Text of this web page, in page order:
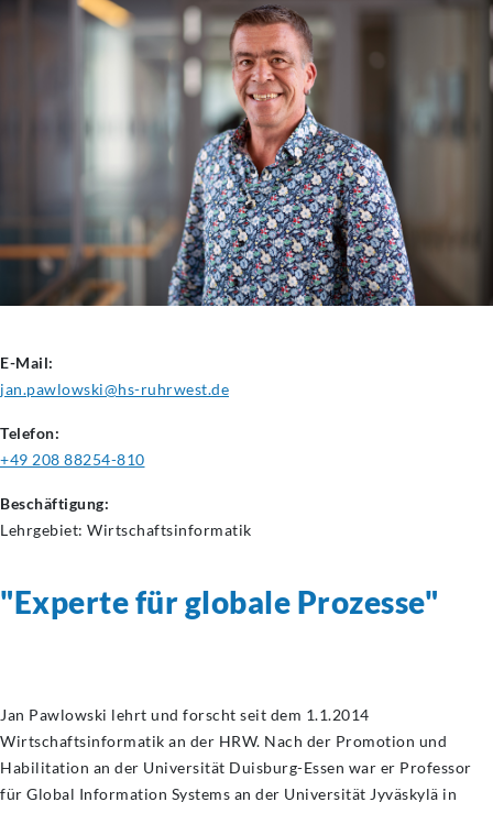
E-Mail:
jan.pawlowski@hs-ruhrwest.de
Telefon:
+49 208 88254-810
Beschäftigung:
Lehrgebiet: Wirtschaftsinformatik
"Experte für globale Prozesse"
Jan Pawlowski lehrt und forscht seit dem 1.1.2014
Wirtschaftsinformatik an der HRW. Nach der Promotion und
Habilitation an der Universität Duisburg-Essen war er Professor
für Global Information Systems an der Universität Jyväskylä in